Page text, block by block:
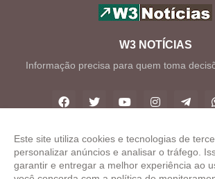
W3 NOTÍCIAS
Informação precisa para quem toma
Copyright ©2026W3
Este site utiliza cookies e tecnologias de
personalizar anúncios e analisar o tráfego.
garantir e entregar a melhor experiência ao